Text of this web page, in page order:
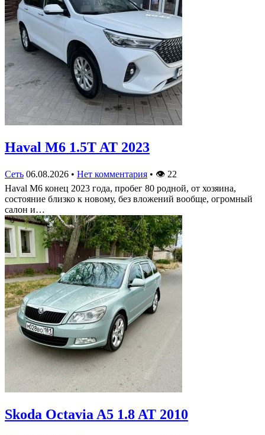
Haval M6 1.5T AT 2023
Сеть 06.08.2026 • Нет комментария • 👁 22
Haval M6 конец 2023 года, пробег 80 родной, от хозяина,
состояние близко к новому, без вложений вообще, огромный
салон и…
Skoda Octavia A5 1.8 AT 2010